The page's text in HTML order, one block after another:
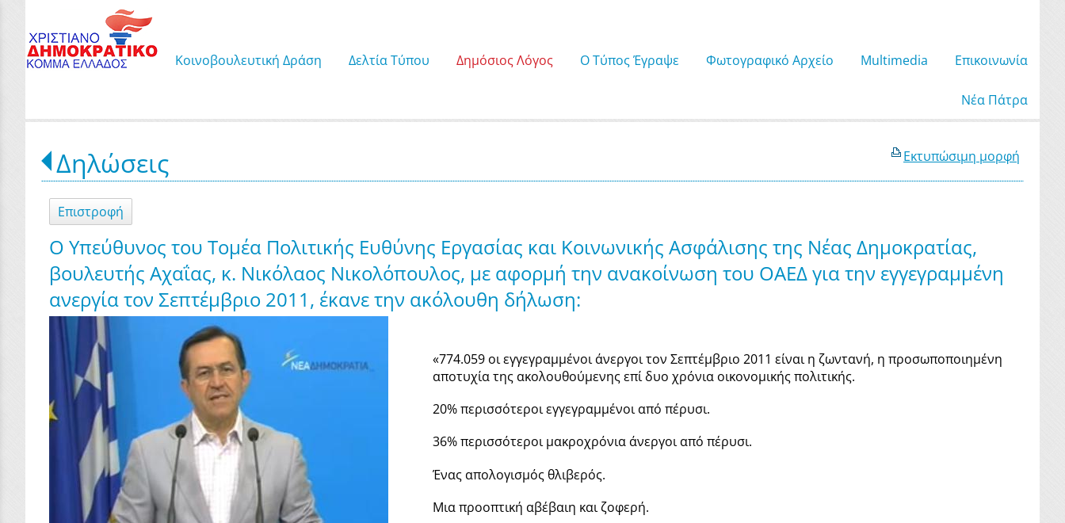
Κοινοβουλευτική Δράση Δελτία Τύπου Δημόσιος Λόγος Ο Τύπος Έγραψε Φωτογραφικό Αρχείο Μultimedia Επικοινωνία
Νέα Πάτρα
Εκτυπώσιμη μορφή
Δηλώσεις
Επιστροφή
Ο Υπεύθυνος του Τομέα Πολιτικής Ευθύνης Εργασίας και Κοινωνικής Ασφάλισης της Νέας Δημοκρατίας,
βουλευτής Αχαΐας, κ. Νικόλαος Νικολόπουλος, με αφορμή την ανακοίνωση του ΟΑΕΔ για την εγγεγραμμένη
ανεργία τον Σεπτέμβριο 2011, έκανε την ακόλουθη δήλωση:
«774.059 οι εγγεγραμμένοι άνεργοι τον Σεπτέμβριο 2011 είναι η ζωντανή, η προσωποποιημένη
αποτυχία της ακολουθούμενης επί δυο χρόνια οικονομικής πολιτικής.
20% περισσότεροι εγγεγραμμένοι από πέρυσι.
36% περισσότεροι μακροχρόνια άνεργοι από πέρυσι.
Ένας απολογισμός θλιβερός.
Μια προοπτική αβέβαιη και ζοφερή.